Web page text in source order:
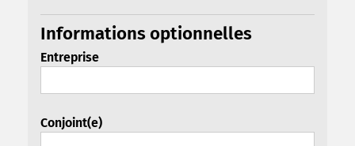
Informations optionnelles
Entreprise
Conjoint(e)